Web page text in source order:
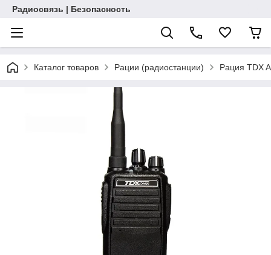
Радиосвязь | Безопасность
Каталог товаров Рации (радиостанции) Рация TDX